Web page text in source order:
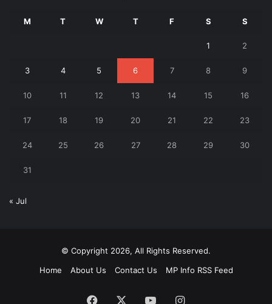
M T W T F S S
1 2
3 4 5 6 7 8 9
10 11 12 13 14 15 16
17 18 19 20 21 22 23
24 25 26 27 28 29 30
31
« Jul
© Copyright 2026, All Rights Reserved.
Home
About Us Contact Us MP Info RSS Feed
Facebook YouTubeInstagram